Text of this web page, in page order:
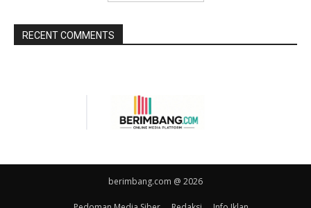
RECENT COMMENTS
berimbang.com @ 2026